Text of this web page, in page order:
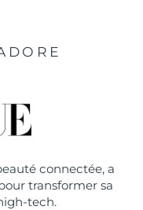
connectée, a
transformer sa
tech.